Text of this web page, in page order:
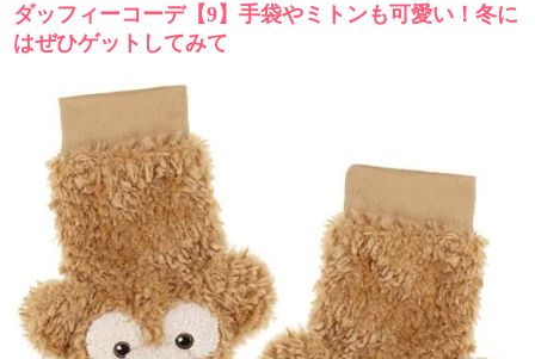
ダッフィーコーデ【9】手袋やミトンも可愛い！冬に
はぜひゲットしてみて